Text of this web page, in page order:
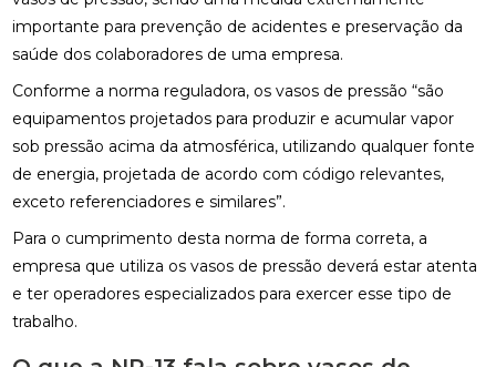
importante para prevenção de acidentes e preservação da
saúde dos colaboradores de uma empresa.
Conforme a norma reguladora, os vasos de pressão “são
equipamentos projetados para produzir e acumular vapor
sob pressão acima da atmosférica, utilizando qualquer fonte
de energia, projetada de acordo com código relevantes,
exceto referenciadores e similares”.
Para o cumprimento desta norma de forma correta, a
empresa que utiliza os vasos de pressão deverá estar atenta
e ter operadores especializados para exercer esse tipo de
trabalho.